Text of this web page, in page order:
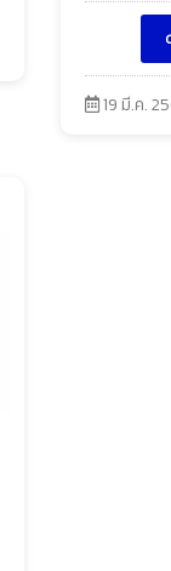
19 มี.ค.